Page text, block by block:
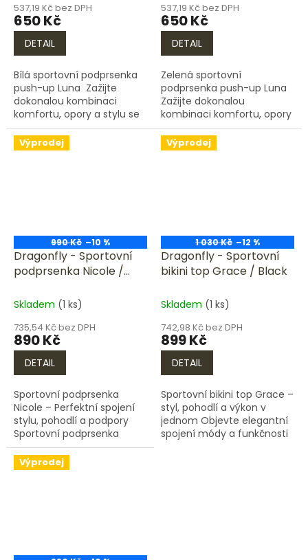
537,19 Kč bez DPH
650 Kč
DETAIL
Bílá sportovní podprsenka
push-up Luna Zažijte
dokonalou kombinaci
komfortu, opory a stylu se
zelenou sportovní
podprsenkou push-up Luna
od Hexfit.cz. Tato elegantní
537,19 Kč bez DPH
650 Kč
DETAIL
Zelená sportovní
podprsenka push-up Luna
Zažijte dokonalou
kombinaci komfortu, opory
a stylu se zelenou
sportovní podprsenkou
push-up Luna od Hexfit.cz.
Výprodej
990 Kč –10 %
Dragonfly - Sportovní
podprsenka Nicole /
Skladem (1 ks)
735,54 Kč bez DPH
890 Kč
DETAIL
Sportovní podprsenka
Nicole – Perfektní spojení
stylu, pohodlí a podpory
Sportovní podprsenka
Nicole je ideální volbou pro
aktivní ženy, které chtějí
spojit výkon se stylovým...
Výprodej
1 030 Kč –12 %
Dragonfly - Sportovní
bikini top Grace / Black
Skladem (1 ks)
742,98 Kč bez DPH
899 Kč
DETAIL
Sportovní bikini top Grace –
styl, pohodlí a výkon v
jednom Objevte elegantní
spojení módy a funkčnosti
Výprodej